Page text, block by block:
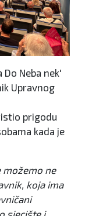
Neba nek'
Upravnog
prigodu
kada je
možemo ne
koja ima